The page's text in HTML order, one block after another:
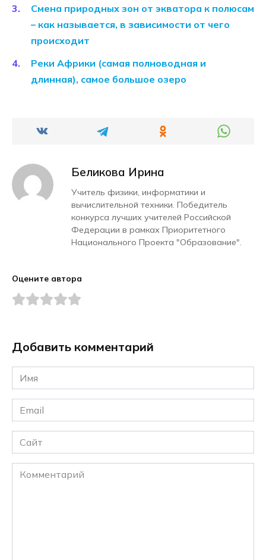
Смена природных зон от экватора к полюсам
– как называется, в зависимости от чего
происходит
Реки Африки (самая полноводная и
длинная), самое большое озеро
Беликова Ирина
Учитель физики, информатики и
вычислительной техники. Победитель
конкурса лучших учителей Российской
Федерации в рамках Приоритетного
Национального Проекта "Образование".
Оцените автора
Добавить комментарий
Имя
*
Email
*
Сайт
Комментарий